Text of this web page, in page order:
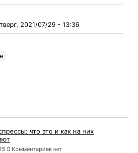
2021/07/29 - 13:36
что это и как на них
Комментариев нет